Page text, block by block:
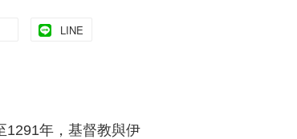
LINE
1291年，基督教與伊